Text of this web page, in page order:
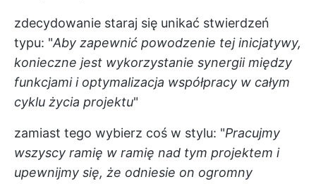
zdecydowanie staraj się unikać stwierdzeń
typu: "Aby zapewnić powodzenie tej inicjatywy,
konieczne jest wykorzystanie synergii między
funkcjami i optymalizacja współpracy w całym
cyklu życia projektu"
zamiast tego wybierz coś w stylu: "Pracujmy
wszyscy ramię w ramię nad tym projektem i
upewnijmy się, że odniesie on ogromny